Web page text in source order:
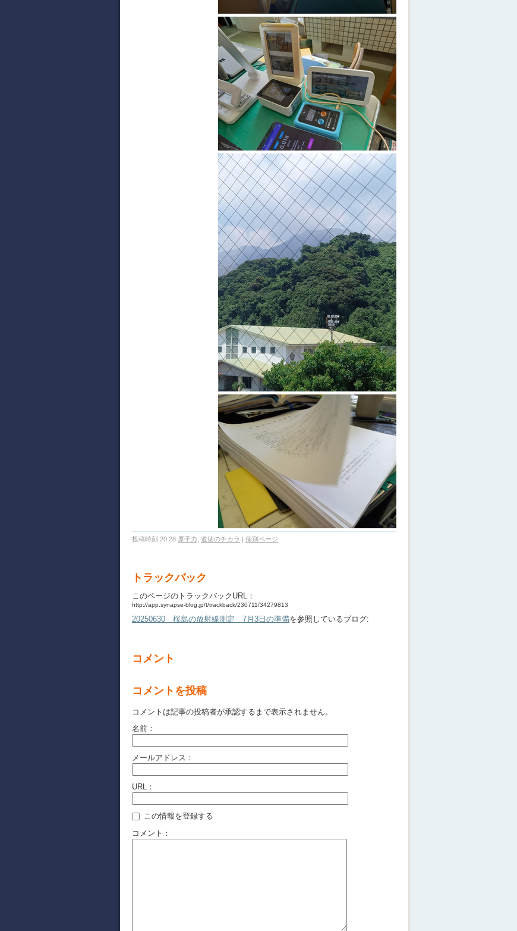
投稿時刻 20:28 原子力 道徳のチカラ | 個別ページ
トラックバック
このページのトラックバックURL：
http://app.synapse-blog.jp/t/trackback/230711/34279813
20250630 桜島の放射線測定 7月3日の準備を参照しているブログ:
コメント
コメントを投稿
コメントは記事の投稿者が承認するまで表示されません。
名前：
メールアドレス：
URL：
この情報を登録する
コメント：